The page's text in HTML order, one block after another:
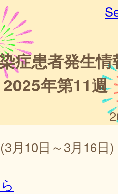
症患者発生情
2025年第11週
月10日～3月16日)